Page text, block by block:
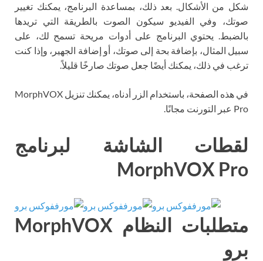
شكل من الأشكال. بعد ذلك، بمساعدة البرنامج، يمكنك تغيير
صوتك، وفي الفيديو سيكون الصوت بالطريقة التي تريدها
بالضبط. يحتوي البرنامج على أدوات مريحة تسمح لك، على
سبيل المثال، بإضافة بحة إلى صوتك، أو إضافة الجهير، وإذا كنت
ترغب في ذلك، يمكنك أيضًا جعل صوتك صارخًا قليلاً.
في هذه الصفحة، باستخدام الزر أدناه، يمكنك تنزيل MorphVOX
Pro عبر التورنت مجانًا.
لقطات الشاشة لبرنامج
MorphVOX Pro
متطلبات النظام MorphVOX
برو